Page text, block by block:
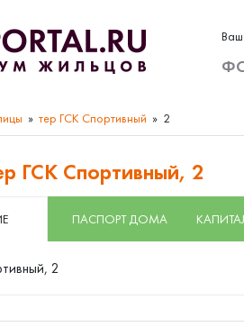
Ваш
тер ГСК Спортивный 2
ГСК Спортивный, 2
ПАСПОРТ ДОМА
2